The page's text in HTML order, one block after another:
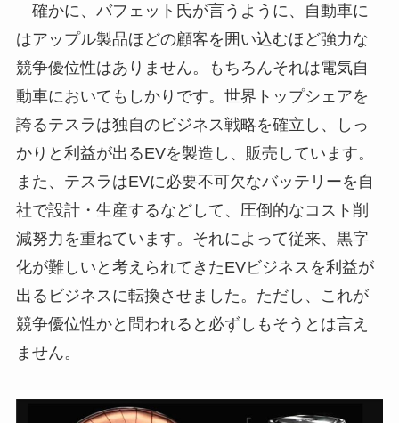
確かに、バフェット氏が言うように、自動車に
はアップル製品ほどの顧客を囲い込むほど強力な
競争優位性はありません。もちろんそれは電気自
動車においてもしかりです。世界トップシェアを
誇るテスラは独自のビジネス戦略を確立し、しっ
かりと利益が出るEVを製造し、販売しています。
また、テスラはEVに必要不可欠なバッテリーを自
社で設計・生産するなどして、圧倒的なコスト削
減努力を重ねています。それによって従来、黒字
化が難しいと考えられてきたEVビジネスを利益が
出るビジネスに転換させました。ただし、これが
競争優位性かと問われると必ずしもそうとは言え
ません。